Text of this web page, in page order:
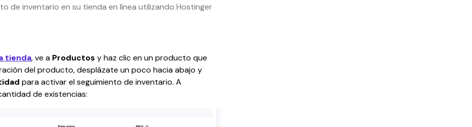
de inventario en su tienda en línea utilizando Hostinger
tienda, ve a Productos y haz clic en un producto que
del producto, desplázate un poco hacia abajo y
para activar el seguimiento de inventario. A
de existencias: